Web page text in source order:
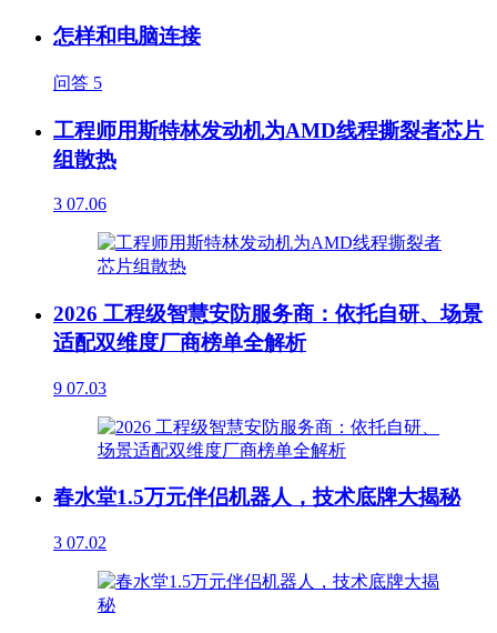
怎样和电脑连接
问答 5
工程师用斯特林发动机为AMD线程撕裂者芯片
组散热
3 07.06
2026 工程级智慧安防服务商：依托自研、场景
适配双维度厂商榜单全解析
9 07.03
春水堂1.5万元伴侣机器人，技术底牌大揭秘
3 07.02